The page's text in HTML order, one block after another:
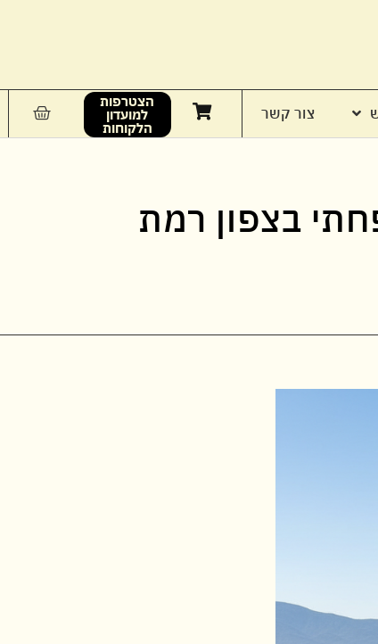
צור קשר
הצטרפות
למועדון
הלקוחות
בצפון רמת